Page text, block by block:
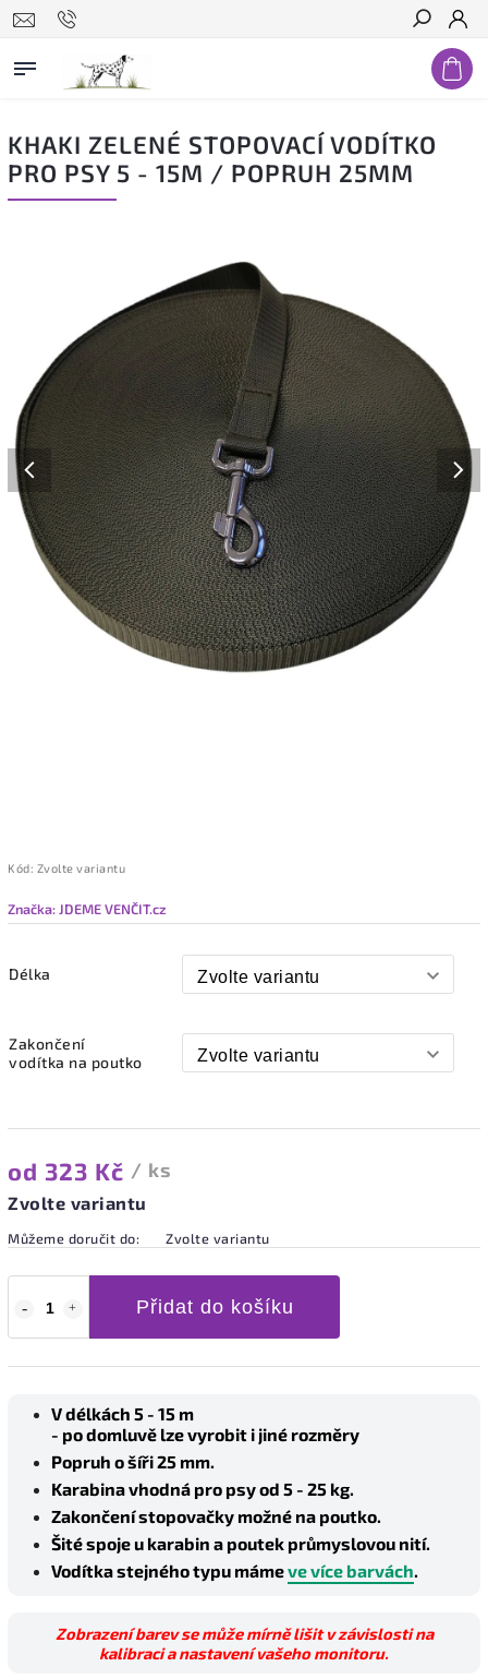
Hledat
KHAKI ZELENÉ STOPOVACÍ VODÍTKO
PRO PSY 5 - 15M / POPRUH 25MM
Kód: Zvolte variantu
Značka: JDEME VENČIT.cz
Délka
Zakončení
vodítka na poutko
od 323 Kč / ks
Zvolte variantu
Můžeme doručit do: Zvolte variantu
Přidat do košíku
V délkách 5 - 15 m
- po domluvě lze vyrobit i jiné rozměry
Popruh o šíři 25 mm.
Karabina vhodná pro psy od 5 - 25 kg.
Zakončení stopovačky možné na poutko.
Šité spoje u karabin a poutek průmyslovou nití.
Vodítka stejného typu mámeve více barvách.
Zobrazení barev se může mírně lišit v závislosti na
kalibraci a nastavení vašeho monitoru.